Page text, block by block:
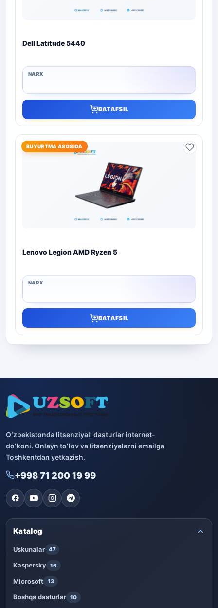
Dell Latitude 5440
BATAFSIL
BUYURTMA ASOSIDA
Lenovo Legion AMD Ryzen 5
BATAFSIL
Oʻzbekistonda litsenziyali dasturlar internet-
doʻkoni. Onlayn toʻlov va litsenziyalarni emailga
Toshkentdan yetkazish.
+998 71 200 19 99
Katalog
Uskunalar 47
Kaspersky 16
Microsoft 13
Boshqa dasturlar 10